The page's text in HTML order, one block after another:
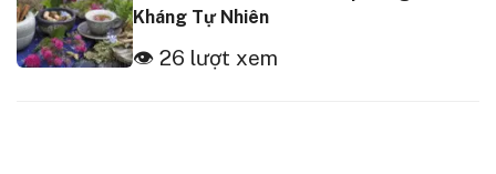
Kháng Tự Nhiên
👁 26 lượt xem